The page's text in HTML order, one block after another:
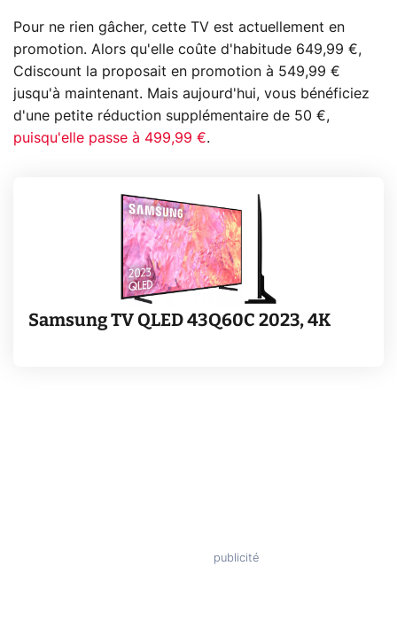
Pour ne rien gâcher, cette TV est actuellement en
promotion. Alors qu'elle coûte d'habitude 649,99 €,
Cdiscount la proposait en promotion à 549,99 €
jusqu'à maintenant. Mais aujourd'hui, vous bénéficiez
d'une petite réduction supplémentaire de 50 €,
puisqu'elle passe à 499,99 €.
Samsung TV QLED 43Q60C 2023, 4K